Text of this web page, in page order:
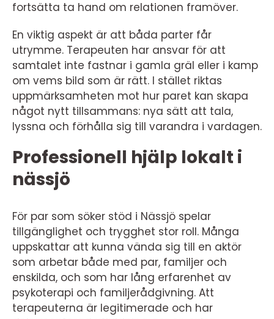
fortsätta ta hand om relationen framöver.
En viktig aspekt är att båda parter får
utrymme. Terapeuten har ansvar för att
samtalet inte fastnar i gamla gräl eller i kamp
om vems bild som är rätt. I stället riktas
uppmärksamheten mot hur paret kan skapa
något nytt tillsammans: nya sätt att tala,
lyssna och förhålla sig till varandra i vardagen.
Professionell hjälp lokalt i
nässjö
För par som söker stöd i Nässjö spelar
tillgänglighet och trygghet stor roll. Många
uppskattar att kunna vända sig till en aktör
som arbetar både med par, familjer och
enskilda, och som har lång erfarenhet av
psykoterapi och familjerådgivning. Att
terapeuterna är legitimerade och har